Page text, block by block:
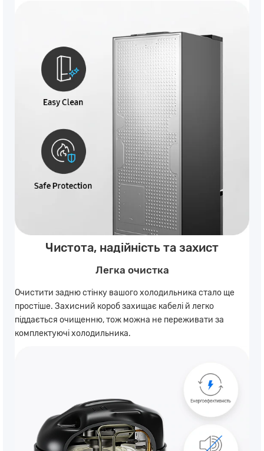
Чистота, надійність та захист
Легка очистка
Очистити задню стінку вашого холодильника стало ще
простіше. Захисний короб захищає кабелі й легко
піддається очищенню, тож можна не переживати за
комплектуючі холодильника.